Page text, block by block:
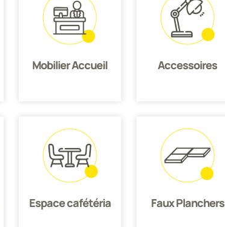
Mobilier Accueil Accessoires
Espace cafétéria Faux Planchers